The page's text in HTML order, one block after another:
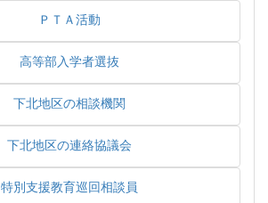
ＰＴＡ活動
高等部入学者選抜
下北地区の相談機関
下北地区の連絡協議会
特別支援教育巡回相談員